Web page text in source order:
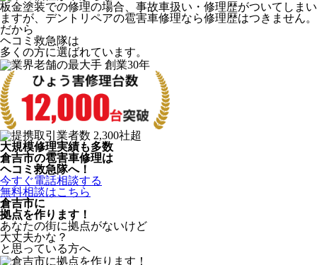
板金塗装での修理の場合、事故車扱い・修理歴がついてしまい
ますが、デントリペアの雹害車修理なら修理歴はつきません。
だから
ヘコミ救急隊は
多くの方に選ばれています。
大規模修理実績も多数
倉吉市の雹害車修理は
ヘコミ救急隊へ！
今すぐ電話相談する
無料相談はこちら
倉吉市に
拠点を作ります！
あなたの街に拠点がないけど
大丈夫かな？
と思っている方へ